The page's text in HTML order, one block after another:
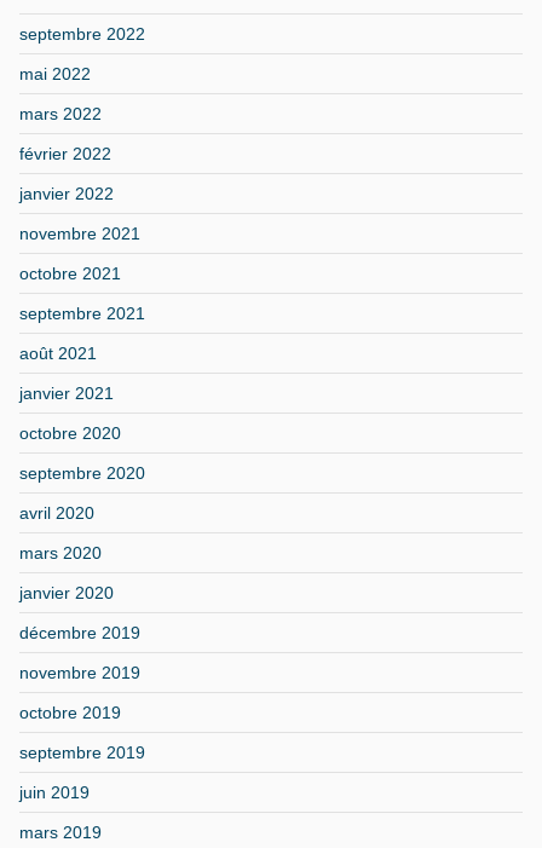
septembre 2022
mai 2022
mars 2022
février 2022
janvier 2022
novembre 2021
octobre 2021
septembre 2021
août 2021
janvier 2021
octobre 2020
septembre 2020
avril 2020
mars 2020
janvier 2020
décembre 2019
novembre 2019
octobre 2019
septembre 2019
juin 2019
mars 2019